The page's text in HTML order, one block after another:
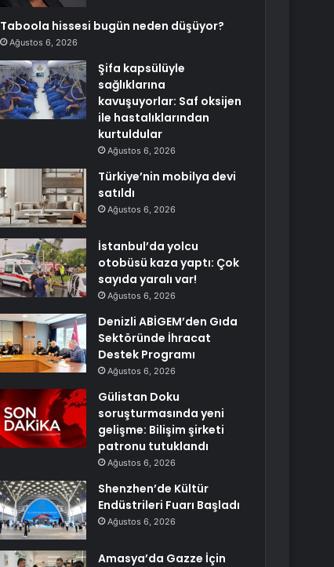
Taboola hissesi bugün neden düşüyor?
Ağustos 6, 2026
Şifa kapsülüyle
sağlıklarına
kavuşuyorlar: Saf oksijen
ile hastalıklarından
kurtuldular
Ağustos 6, 2026
Türkiye’nin mobilya devi
satıldı
Ağustos 6, 2026
İstanbul’da yolcu
otobüsü kaza yaptı: Çok
sayıda yaralı var!
Ağustos 6, 2026
Denizli ABİGEM’den Gıda
Sektöründe İhracat
Destek Programı
Ağustos 6, 2026
Gülistan Doku
soruşturmasında yeni
gelişme: Bilişim şirketi
patronu tutuklandı
Ağustos 6, 2026
Shenzhen’de Kültür
Endüstrileri Fuarı Başladı
Ağustos 6, 2026
Amasya’da Gazze İçin